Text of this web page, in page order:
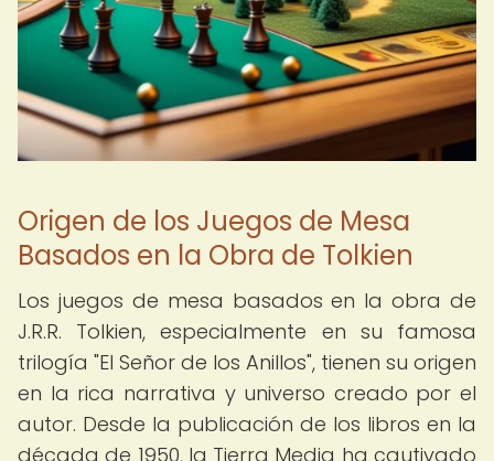
Origen de los Juegos de Mesa
Basados en la Obra de Tolkien
Los juegos de mesa basados en la obra de
J.R.R. Tolkien, especialmente en su famosa
trilogía "El Señor de los Anillos", tienen su origen
en la rica narrativa y universo creado por el
autor. Desde la publicación de los libros en la
década de 1950, la Tierra Media ha cautivado